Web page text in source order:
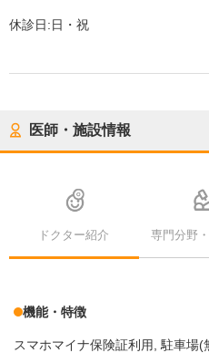
休診日:日・祝
医師・施設情報
ドクター紹介 専門分野
機能・特徴
スマホマイナ保険証利用 駐車場(